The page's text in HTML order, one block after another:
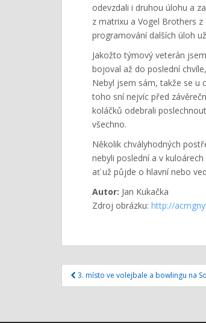
odevzdali i druhou úlohu a
z matrixu a Vogel Brothers z
programování dalších úloh
Jakožto týmový veterán
bojoval až do poslední
Nebyl jsem sám, takže se u
toho sní nejvíc před
koláčků odebrali
všechno.
Několik chvályhodných
nebyli poslední a v
ať už půjde o hlavní nebo
Autor: Jan Kukačka
Zdroj obrázku: http://
Navigace
pro
3. místo ve volejbale a bowlingu na